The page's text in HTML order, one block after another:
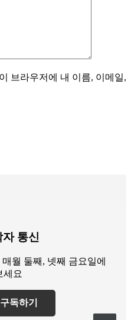
브라우저에 내 이름, 이메일,
통신
월 둘째, 넷째 금요일에
세요
독하기